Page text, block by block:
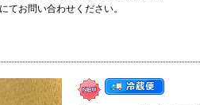
お問い合わせください。